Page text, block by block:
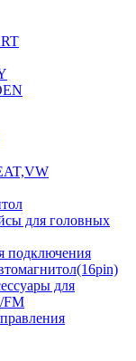
для головных
подключения
для
FM